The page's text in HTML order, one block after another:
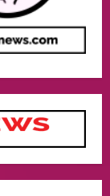
Thailand
ketahan
Pusat
Nikah bagi